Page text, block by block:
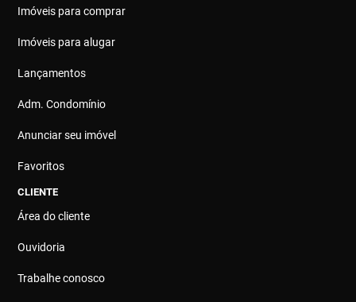
Imóveis para comprar
Imóveis para alugar
Lançamentos
Adm. Condomínio
Anunciar seu imóvel
Favoritos
CLIENTE
Área do cliente
Ouvidoria
Trabalhe conosco